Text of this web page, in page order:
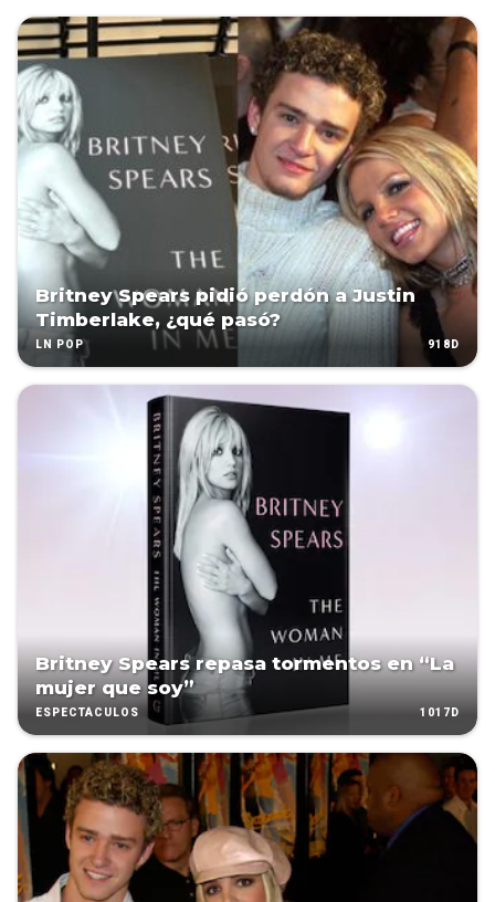
Britney Spears pidió perdón a Justin
Timberlake, ¿qué pasó?
LN POP 918D
Britney Spears repasa tormentos en “La
mujer que soy”
ESPECTÁCULOS 1017D